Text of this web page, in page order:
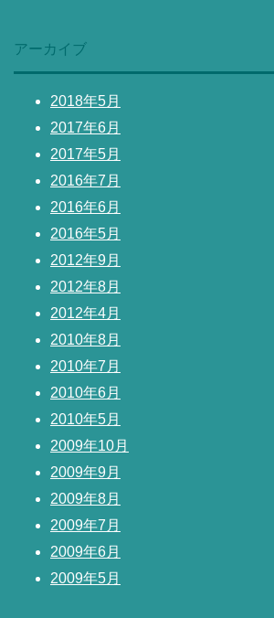
アーカイブ
2018年5月
2017年6月
2017年5月
2016年7月
2016年6月
2016年5月
2012年9月
2012年8月
2012年4月
2010年8月
2010年7月
2010年6月
2010年5月
2009年10月
2009年9月
2009年8月
2009年7月
2009年6月
2009年5月